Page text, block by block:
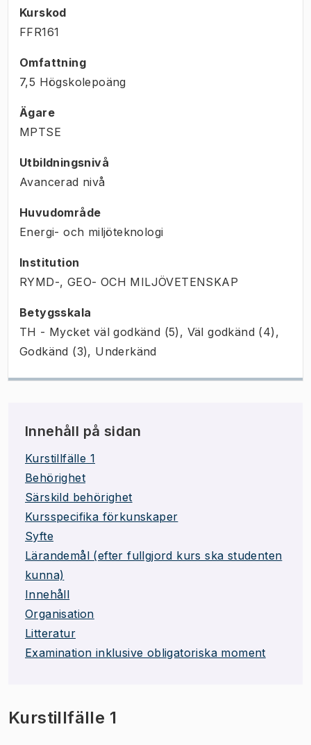
Kurskod
FFR161
Omfattning
7,5 Högskolepoäng
Ägare
MPTSE
Utbildningsnivå
Avancerad nivå
Huvudområde
Energi- och miljöteknologi
Institution
RYMD-, GEO- OCH MILJÖVETENSKAP
Betygsskala
TH - Mycket väl godkänd (5), Väl godkänd (4),
Godkänd (3), Underkänd
Innehåll på sidan
Kurstillfälle 1
Behörighet
Särskild behörighet
Kursspecifika förkunskaper
Syfte
Lärandemål (efter fullgjord kurs ska studenten
kunna)
Innehåll
Organisation
Litteratur
Examination inklusive obligatoriska moment
Kurstillfälle 1